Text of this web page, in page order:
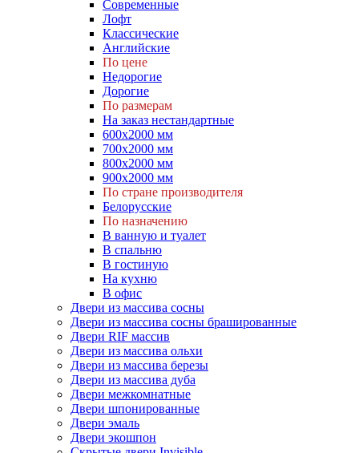
Современные
Лофт
Классические
Английские
По цене
Недорогие
Дорогие
По размерам
На заказ нестандартные
600х2000 мм
700х2000 мм
800х2000 мм
900х2000 мм
По стране производителя
Белорусские
По назначению
В ванную и туалет
В спальню
В гостиную
На кухню
В офис
Двери из массива сосны
Двери из массива сосны брашированные
Двери RIF массив
Двери из массива ольхи
Двери из массива березы
Двери из массива дуба
Двери межкомнатные
Двери шпонированные
Двери эмаль
Двери экошпон